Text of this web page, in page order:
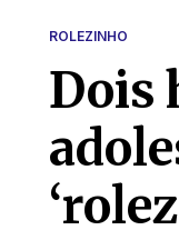
ROLEZINHO
Dois